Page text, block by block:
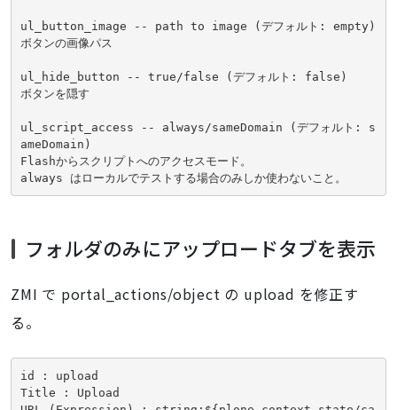
ul_button_image -- path to image (デフォルト: empty)
ボタンの画像パス
ul_hide_button -- true/false (デフォルト: false)
ボタンを隠す
ul_script_access -- always/sameDomain (デフォルト: s
ameDomain)
Flashからスクリプトへのアクセスモード。
always はローカルでテストする場合のみしか使わないこと。
フォルダのみにアップロードタブを表示
ZMI で portal_actions/object の upload を修正す
る。
id : upload
Title : Upload